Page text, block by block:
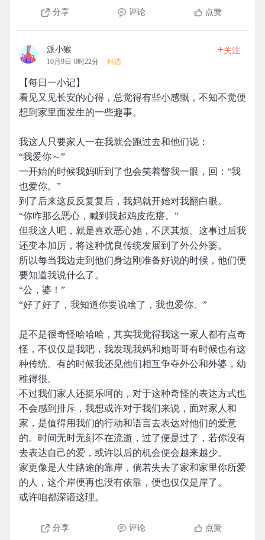
分享 评论 点赞
派小猴
10月9日 0时22分 精选
+关注
【每日一小记】
看见又见长安的心得，总觉得有些小感慨，不知不觉便
想到家里面发生的一些趣事。
我这人只要家人一在我就会跑过去和他们说：
“我爱你～”
一开始的时候我妈听到了也会笑着瞥我一眼，回：“我
也爱你。”
到了后来这反反复复后，我妈就开始对我翻白眼。
“你咋那么恶心，喊到我起鸡皮疙瘩。”
但我这人吧，就是喜欢恶心她，不厌其烦。这事过后我
还变本加厉，将这种优良传统发展到了外公外婆。
所以每当我边走到他们身边刚准备好说的时候，他们便
要知道我说什么了。
“公，婆！”
“好了好了，我知道你要说啥了，我也爱你。”
是不是很奇怪哈哈哈，其实我觉得我这一家人都有点奇
怪，不仅仅是我吧，我发现我妈和她哥哥有时候也有这
种传统。有的时候我还见他们相互争夺外公和外婆，幼
稚得很。
不过我们家人还挺乐呵的，对于这种奇怪的表达方式也
不会感到排斥，我想或许对于我们来说，面对家人和
家，是值得用我们的行动和语言去表达对他们的爱意
的。时间无时无刻不在流逝，过了便是过了，若你没有
去表达自己的爱，或许以后的机会便会越来越少。
家更像是人生路途的靠岸，倘若失去了家和家里你所爱
的人，这个岸便再也没有依靠，便也仅仅是岸了。
或许咱都深谙这理。
分享 评论 点赞